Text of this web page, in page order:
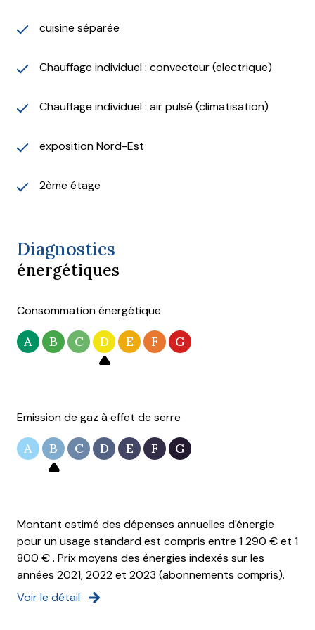
pour un usage standard : entre 1290 € et 1800 €
des énergies en 2021, 2022 et 2023).
Taxe foncière : 975 € / an
exposé sont disponibles sur le site
cuisine séparée
Chauffage individuel : convecteur (electrique)
Chauffage individuel : air pulsé (climatisation)
exposition Nord-Est
2ème étage
Diagnostics
énergétiques
Consommation énergétique
A B C D E F G
Emission de gaz à effet de serre
A B C D E F G
Montant estimé des dépenses annuelles d'énergie
pour un usage standard est compris entre 1 290 € et 1
800 € . Prix moyens des énergies indexés sur les
années 2021, 2022 et 2023 (abonnements compris).
Voir le détail